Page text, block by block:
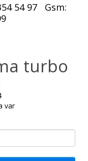
54 97 Gsm:
turbo
var